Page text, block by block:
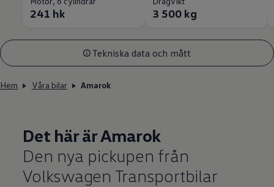
241 hk 3 500 kg
Tekniska data och mått
Hem Våra bilar Amarok
Det här är Amarok
Den nya pickupen från
Volkswagen Transportbilar